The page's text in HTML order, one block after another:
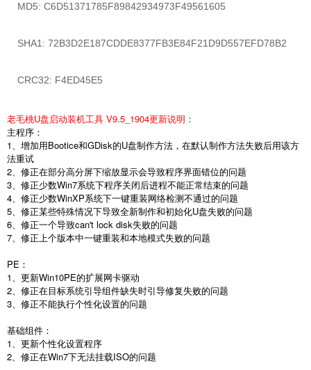
MD5: C6D51371785F89842934973F49561605
SHA1: 72B3D2E187CDDE8377FB3E84F21D9D557EFD78B2
CRC32: F4ED45E5
老毛桃U盘启动装机工具 V9.5_1904更新说明 ：
主程序：
1、增加用Bootice和GDisk的U盘制作方法，在默认制作方法失败后用该方
法重试
2、修正在部分高分屏下缩放显示会导致程序界面错位的问题
3、修正少数Win7系统下程序关闭后进程不能正常结束的问题
4、修正少数WinXP系统下一键重装网络检测不通过的问题
5、修正某些特殊情况下导致全新制作和初始化U盘失败的问题
6、修正一个导致can't lock disk失败的问题
7、修正上个版本中一键重装和本地模式失败的问题
PE：
1、更新Win10PE的扩展网卡驱动
2、修正在目标系统引导组件缺失时引导修复失败的问题
3、修正不能执行个性化设置的问题
基础组件：
1、更新个性化设置程序
2、修正在Win7下无法挂载ISO的问题